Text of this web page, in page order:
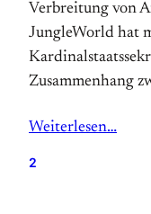
Verbreitung von
JungleWorld hat
Zusammenhang
Weiterlesen…
2